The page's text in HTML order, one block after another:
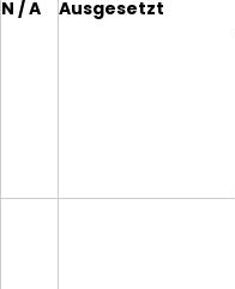
N / A Ausgesetzt